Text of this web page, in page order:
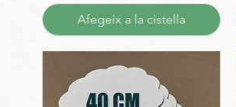
Afegeix a la cistella